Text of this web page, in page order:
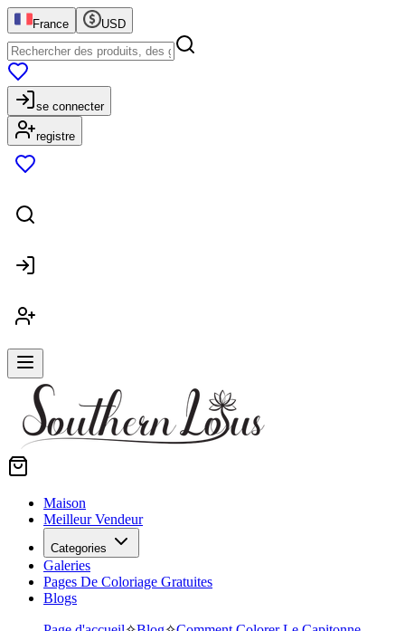
France USD
se connecter
registre
Maison
Meilleur Vendeur
Categories
Galeries
Pages De Coloriage Gratuites
Blogs